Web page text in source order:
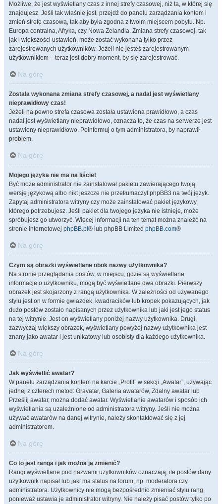
Możliwe, że jest wyświetlany czas z innej strefy czasowej, niż ta, w której się
znajdujesz. Jeśli tak właśnie jest, przejdź do panelu zarządzania kontem i
zmień strefę czasową, tak aby była zgodna z twoim miejscem pobytu. Np.
Europa centralna, Afryka, czy Nowa Zelandia. Zmiana strefy czasowej, tak
jak i większości ustawień, może zostać wykonana tylko przez
zarejestrowanych użytkowników. Jeżeli nie jesteś zarejestrowanym
użytkownikiem – teraz jest dobry moment, by się zarejestrować.
Na górę
Została wykonana zmiana strefy czasowej, a nadal jest wyświetlany
nieprawidłowy czas!
Jeżeli na pewno strefa czasowa została ustawiona prawidłowo, a czas
nadal jest wyświetlany nieprawidłowo, oznacza to, że czas na serwerze jest
ustawiony nieprawidłowo. Poinformuj o tym administratora, by naprawił
problem.
Na górę
Mojego języka nie ma na liście!
Być może administrator nie zainstalował pakietu zawierającego twoją
wersję językową albo nikt jeszcze nie przetłumaczył phpBB3 na twój język.
Zapytaj administratora witryny czy może zainstalować pakiet językowy,
którego potrzebujesz. Jeśli pakiet dla twojego języka nie istnieje, może
spróbujesz go utworzyć. Więcej informacji na ten temat można znaleźć na
stronie internetowej phpBB.pl ® lub phpBB Limited phpBB.com®
Na górę
Czym są obrazki wyświetlane obok nazwy użytkownika?
Na stronie przeglądania postów, w miejscu, gdzie są wyświetlane
informacje o użytkowniku, mogą być wyświetlane dwa obrazki. Pierwszy
obrazek jest skojarzony z rangą użytkownika. W zależności od używanego
stylu jest on w formie gwiazdek, kwadracików lub kropek pokazujących, jak
dużo postów zostało napisanych przez użytkownika lub jaki jest jego status
na tej witrynie. Jest on wyświetlany poniżej nazwy użytkownika. Drugi,
zazwyczaj większy obrazek, wyświetlany powyżej nazwy użytkownika jest
znany jako awatar i jest unikatowy lub osobisty dla każdego użytkownika.
Na górę
Jak wyświetlić awatar?
W panelu zarządzania kontem na karcie „Profil” w sekcji „Awatar”, używając
jednej z czterech metod: Gravatar, Galeria awatarów, Zdalny awatar lub
Prześlij awatar, można dodać awatar. Wyświetlanie awatarów i sposób ich
wyświetlania są uzależnione od administratora witryny. Jeśli nie można
używać awatarów na danej witrynie, należy skontaktować się z jej
administratorem.
Na górę
Co to jest ranga i jak można ją zmienić?
Rangi wyświetlane pod nazwami użytkowników oznaczają, ile postów dany
użytkownik napisał lub jaki ma status na forum, np. moderatora czy
administratora. Użytkownicy nie mogą bezpośrednio zmieniać stylu rang,
ponieważ ustawia je administrator witryny. Nie należy pisać postów tylko po